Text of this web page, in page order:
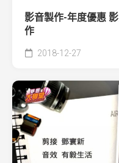
影音製作-年度優惠
作
2018-12-27